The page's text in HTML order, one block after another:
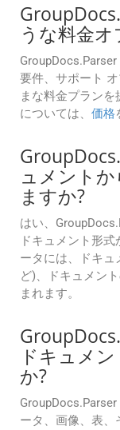
うな料金
要件、サポート
まな料金プラン
については、 価格
ュメント
ますか?
はい、
ドキュメント形
ータには、ドキュ
ど)、ドキュメン
まれます。
ドキュメ
か?
ータ、画像、表